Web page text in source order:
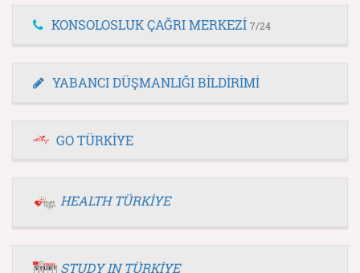
KONSOLOSLUK ÇAĞRI MERKEZİ 7/24
YABANCI DÜŞMANLIĞI BİLDİRİMİ
GO TÜRKİYE
HEALTH TÜRKİYE
STUDY IN TÜRKİYE